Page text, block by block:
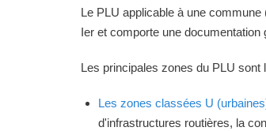
Le PLU applicable à une
Ier et comporte une
Les principales zones du PLU sont
Les zones classées U
d'infrastructures routières, la